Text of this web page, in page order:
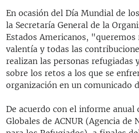
LOS SANTOS DE HIALEAH
DESINFORMACIÓN RUSA EN
LA INVASIÓN DE RUSIA A UCRANIA
En ocasión del Día Mundial de
la Secretaría General de la
Estados Americanos, "queremos
valentía y todas las
realizan las personas refugiadas
sobre los retos a los que se
organización en un comunicado
De acuerdo con el informe anual
Globales de ACNUR (Agencia de